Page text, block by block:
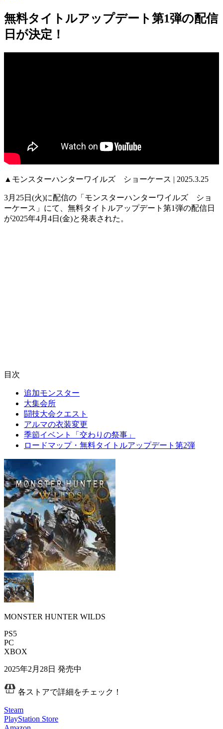
無料タイトルアップデート第1弾の配信
日が決定！
▲モンスターハンターワイルズ ショーケース | 2025.3.25
3月25日(火)に配信の「モンスターハンターワイルズ ショ
ーケース」にて、 無料タイトルアップデート第1弾の配信日
が2025年4月4日(金)と発表された。
目次
追加モンスター
大集会所
闘技大会クエスト
アルマの衣装変更
季節イベント「交わりの祭事」
ロードマップ・無料タイトルアップデート第2弾
MONSTER HUNTER WILDS
PS5
PC
XBOX
2025年2月28日 発売中
各ストアで詳細をチェック！
Steam
PlayStation Store